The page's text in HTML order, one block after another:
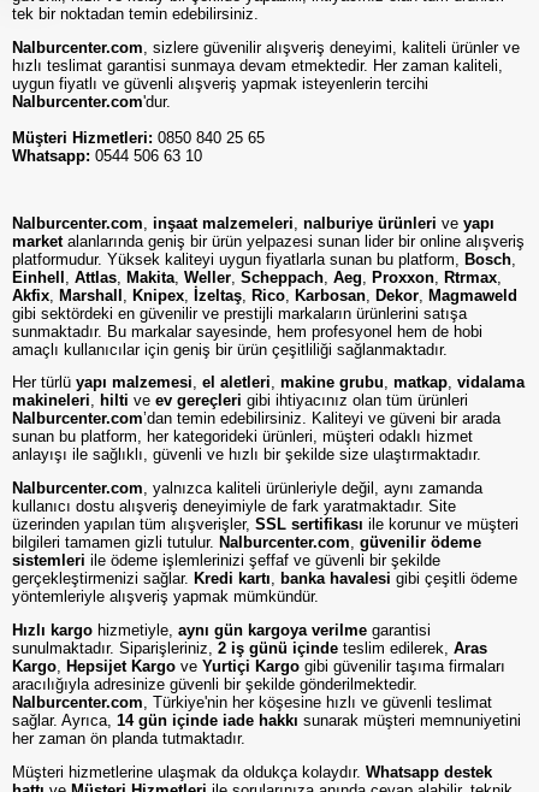
tek bir noktadan temin edebilirsiniz.
Nalburcenter.com, sizlere güvenilir alışveriş deneyimi, kaliteli ürünler ve
hızlı teslimat garantisi sunmaya devam etmektedir. Her zaman kaliteli,
uygun fiyatlı ve güvenli alışveriş yapmak isteyenlerin tercihi
Nalburcenter.com'dur.
Müşteri Hizmetleri: 0850 840 25 65
Whatsapp: 0544 506 63 10
Nalburcenter.com inşaat malzemeleri nalburiye ürünleri ve yapı
marketalanlarında geniş bir ürün yelpazesi sunan lider bir online alışveriş
platformudur. Yüksek kaliteyi uygun fiyatlarla sunan bu platform, Bosch
Einhell Attlas Makita Weller Scheppach Aeg Proxxon Rtrmax
Akfix Marshall Knipex İzeltaş Rico Karbosan Dekor Magmaweld
gibi sektördeki en güvenilir ve prestijli markaların ürünlerini satışa
sunmaktadır. Bu markalar sayesinde, hem profesyonel hem de hobi
amaçlı kullanıcılar için geniş bir ürün çeşitliliği sağlanmaktadır.
Her türlü yapı malzemesi, el aletleri, makine grubu, matkap, vidalama
makineleri, hilti ve ev gereçleri gibi ihtiyacınız olan tüm ürünleri
Nalburcenter.com’dan temin edebilirsiniz. Kaliteyi ve güveni bir arada
sunan bu platform, her kategorideki ürünleri, müşteri odaklı hizmet
anlayışı ile sağlıklı, güvenli ve hızlı bir şekilde size ulaştırmaktadır.
Nalburcenter.com, yalnızca kaliteli ürünleriyle değil, aynı zamanda
kullanıcı dostu alışveriş deneyimiyle de fark yaratmaktadır. Site
üzerinden yapılan tüm alışverişler, SSL sertifikası ile korunur ve müşteri
bilgileri tamamen gizli tutulur. Nalburcenter.com, güvenilir ödeme
sistemleri ile ödeme işlemlerinizi şeffaf ve güvenli bir şekilde
gerçekleştirmenizi sağlar. Kredi kartı, banka havalesi gibi çeşitli ödeme
yöntemleriyle alışveriş yapmak mümkündür.
Hızlı kargo hizmetiyle, aynı gün kargoya verilme garantisi
sunulmaktadır. Siparişleriniz, 2 iş günü içinde teslim edilerek, Aras
Kargo, Hepsijet Kargo ve Yurtiçi Kargo gibi güvenilir taşıma firmaları
aracılığıyla adresinize güvenli bir şekilde gönderilmektedir.
Nalburcenter.com, Türkiye'nin her köşesine hızlı ve güvenli teslimat
sağlar. Ayrıca, 14 gün içinde iade hakkı sunarak müşteri memnuniyetini
her zaman ön planda tutmaktadır.
Müşteri hizmetlerine ulaşmak da oldukça kolaydır. Whatsapp destek